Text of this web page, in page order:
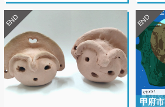
END END
甲府市